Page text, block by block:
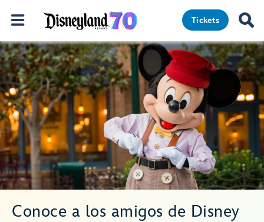
Tickets
Conoce a los amigos de Disney